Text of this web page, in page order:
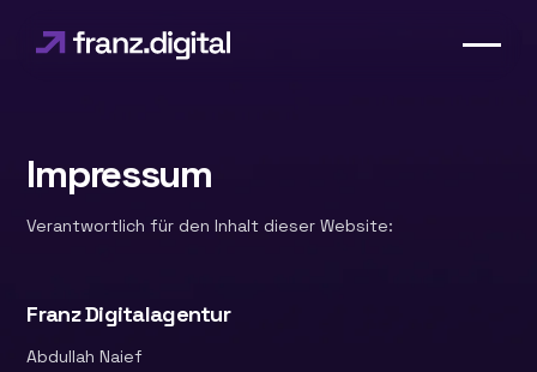
Impressum
Verantwortlich für den Inhalt dieser Website:
Franz Digitalagentur
Abdullah Naief